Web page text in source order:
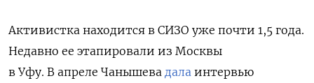
Активистка находится в СИЗО уже почти 1,5 года.
Недавно ее этапировали из Москвы
в Уфу. В апреле Чанышева дала интервью